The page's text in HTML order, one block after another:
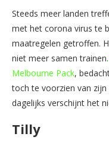
Steeds meer landen
met het corona virus te
maatregelen getroffen.
niet meer samen trainen.
Melbourne Pack,
toch te voorzien van zijn
dagelijks verschijnt het
Tilly